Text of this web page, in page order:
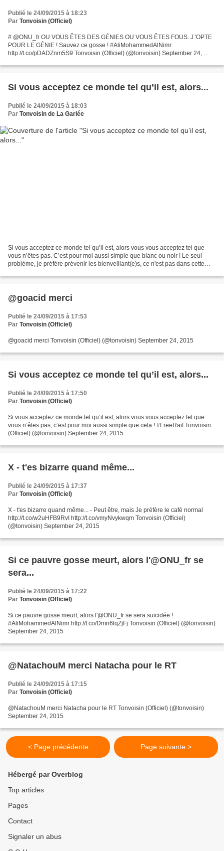
Publié le 24/09/2015 à 18:23
Par Tonvoisin (Officiel)
# @ONU_fr OU VOUS ÊTES DES GÉNIES OU VOUS ÊTES FOUS. J 'OPTE
POUR LE GÉNIE ! Sauvez ce gosse ! #AliMohammedAlNimr
http://t.co/pDADZnm5S9 Tonvoisin (Officiel) (@tonvoisin) September 24,
Si vous acceptez ce monde tel qu’il est, alors...
Publié le 24/09/2015 à 18:03
Par Tonvoisin de La Garlée
Si vous acceptez ce monde tel qu’il est, alors vous vous acceptez tel que
vous n’êtes pas. C’est pour moi aussi simple que blanc ou noir ! Le seul
problème, je préfère prévenir les bienveillant(e)s, ce n'est pas dans cette
@goacid merci
Publié le 24/09/2015 à 17:53
Par Tonvoisin (Officiel)
@goacid merci Tonvoisin (Officiel) (@tonvoisin) September 24, 2015
Si vous acceptez ce monde tel qu’il est, alors...
Publié le 24/09/2015 à 17:50
Par Tonvoisin (Officiel)
Si vous acceptez ce monde tel qu’il est, alors vous vous acceptez tel que
vous n’êtes pas, c’est pour moi aussi simple que cela ! #FreeRaif Tonvoisin
(Officiel) (@tonvoisin) September 24, 2015
X - t'es bizarre quand même...
Publié le 24/09/2015 à 17:37
Par Tonvoisin (Officiel)
X - t'es bizarre quand même... - Peut être, mais Je préfère le café normal
http://t.co/w2uHFB9RvI http://t.co/vmyNvykwqm Tonvoisin (Officiel)
(@tonvoisin) September 24, 2015
Si ce pauvre gosse meurt, alors l'@ONU_fr se
sera...
Publié le 24/09/2015 à 17:22
Par Tonvoisin (Officiel)
Si ce pauvre gosse meurt, alors l'@ONU_fr se sera suicidée !
#AliMohammedAlNimr http://t.co/Dmn6tqZjFj Tonvoisin (Officiel) (@tonvoisin)
September 24, 2015
@NatachouM merci Natacha pour le RT
Publié le 24/09/2015 à 17:15
Par Tonvoisin (Officiel)
@NatachouM merci Natacha pour le RT Tonvoisin (Officiel) (@tonvoisin)
September 24, 2015
< Page précédente Page suivante >
Hébergé par Overblog
Top articles
Pages
Contact
Signaler un abus